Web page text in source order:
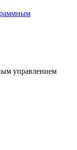
управлением